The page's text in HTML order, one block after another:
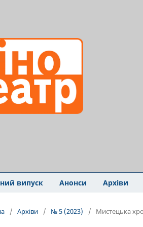
випуск Анонси Архіви
/ Архіви / № 5 (2023) / Мистецька